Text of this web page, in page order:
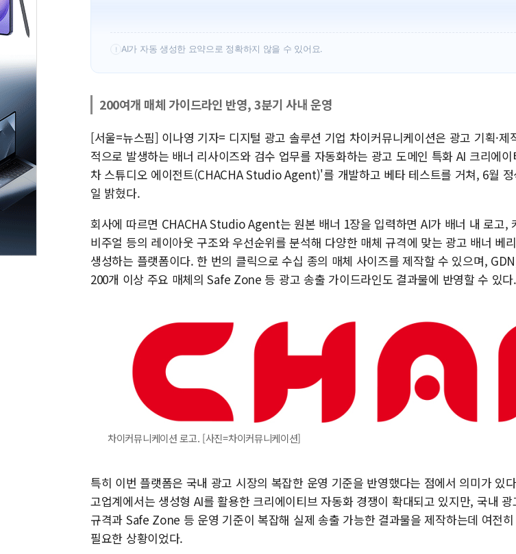
! AI가 자동 생성한 요약으로 정확하지 않을 수 있어요.
200여개 매체 가이드라인 반영, 3분기 사내 운영
[서울=뉴스핌] 이나영 기자= 디지털 광고 솔루션 기업 차이커뮤니케이션은 광고 기획·제
적으로 발생하는 배너 리사이즈와 검수 업무를 자동화하는 광고 도메인 특화 AI 크리에
차 스튜디오 에이전트(CHACHA Studio Agent)'를 개발하고 베타 테스트를 거쳐, 6월
일 밝혔다.
회사에 따르면 CHACHA Studio Agent는 원본 배너 1장을 입력하면 AI가 배너 내 로고,
비주얼 등의 레이아웃 구조와 우선순위를 분석해 다양한 매체 규격에 맞는 광고 배너 베
생성하는 플랫폼이다. 한 번의 클릭으로 수십 종의 매체 사이즈를 제작할 수 있으며,
200개 이상 주요 매체의 Safe Zone 등 광고 송출 가이드라인도 결과물에 반영할 수 있다.
차이커뮤니케이션 로고. [사진=차이커뮤니케이션]
특히 이번 플랫폼은 국내 광고 시장의 복잡한 운영 기준을 반영했다는 점에서 의미가 있
고업계에서는 생성형 AI를 활용한 크리에이티브 자동화 경쟁이 확대되고 있지만, 국내
규격과 Safe Zone 등 운영 기준이 복잡해 실제 송출 가능한 결과물을 제작하는데 여전
필요한 상황이었다.